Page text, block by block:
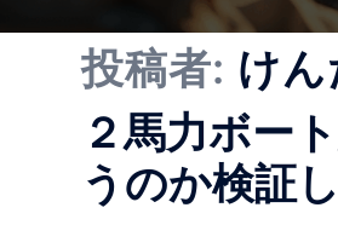
投稿者: けん
２馬力ボー
うのか検証